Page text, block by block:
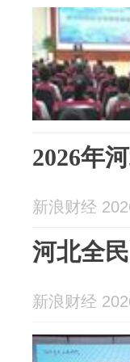
2026年
新浪财经
河北全
新浪财经